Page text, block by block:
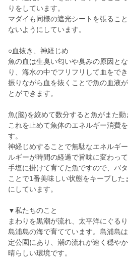
りをしています。
マダイも同様の遮光シートを張るこ
ないようにしています。
○血抜き、神経じめ
魚の血は生臭い匂いや臭みの原因と
り、海水の中でフリフリして血をで
振りながら血を抜くことで魚の血液
とができます。
魚(脳)を絞めて数分すると魚がまた動
これを止めて魚体のエネルギー消費
す。
神経じめすることで無駄なエネルギ
ルギーが時間の経過で旨味に変わって
手塩に掛けて育てた魚ですので、バ
ことで1番美味しい状態をキープした
にしています。
▼私たちのこと
まわりを黒潮が流れ、太平洋にぐる
島浦島の海で育てています。島浦島
定公園にあり、潮の流れが速く穏や
晴らしい環境です。